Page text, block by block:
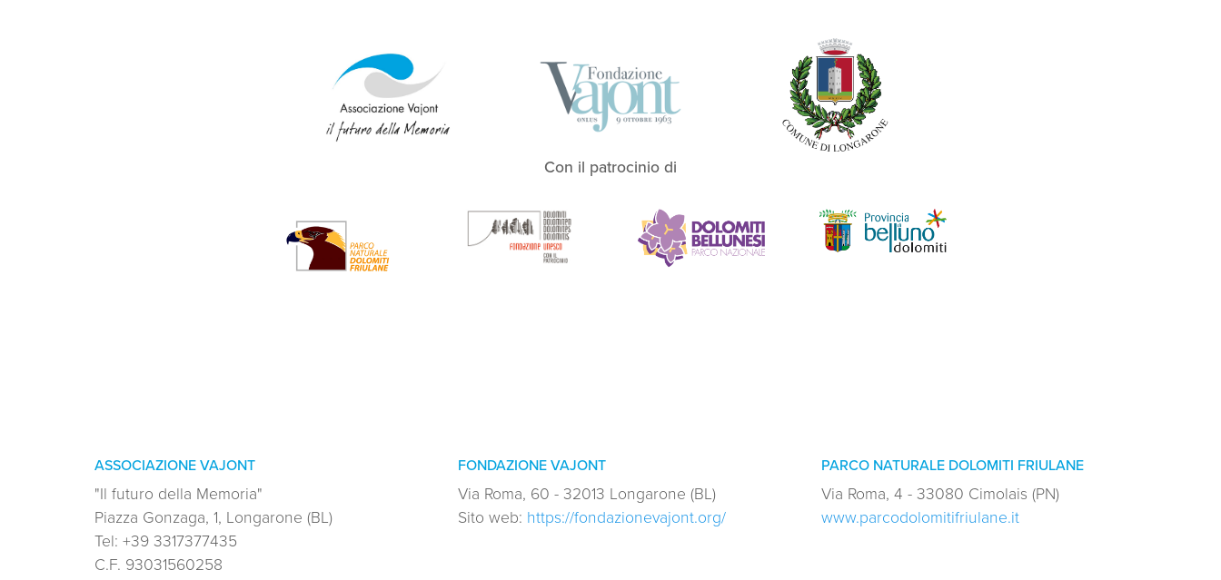
Con il patrocinio di
ASSOCIAZIONE VAJONT
"Il futuro della Memoria"
Piazza Gonzaga, 1, Longarone (BL)
Tel: +39 3317377435
C.F. 93031560258
FONDAZIONE VAJONT
Via Roma, 60 - 32013 Longarone (BL)
Sito web: https://fondazionevajont.org/
PARCO NATURALE DOLOMITI FRIULANE
Via Roma, 4 - 33080 Cimolais (PN)
www.parcodolomitifriulane.it